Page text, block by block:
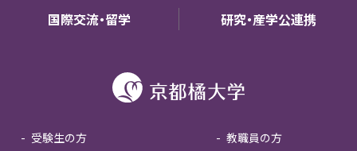
国際交流・留学 研究・産学公連携
受験生の方
教職員の方